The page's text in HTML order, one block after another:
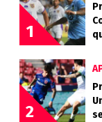
1
2